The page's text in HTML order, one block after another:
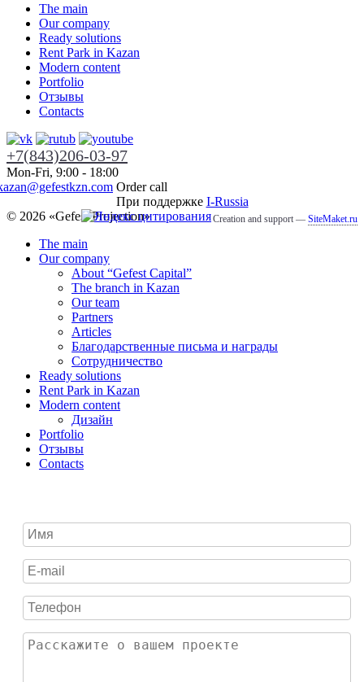
The main
Our company
Ready solutions
Rent Park in Kazan
Modern content
Portfolio
Отзывы
Contacts
+7(843)206-03-97
Mon-Fri, 9:00 - 18:00
Order call
При поддержке I-Russia
© 2026 «Gefest Projection» Creation and support — SiteMaket.ru
The main
Our company
About “Gefest Capital”
The branch in Kazan
Our team
Partners
Articles
Благодарственные письма и награды
Сотрудничество
Ready solutions
Rent Park in Kazan
Modern content
Дизайн
Portfolio
Отзывы
Contacts